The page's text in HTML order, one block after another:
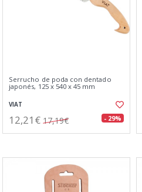
Serrucho de poda con dentado
japonés, 125 x 540 x 45 mm
VIAT
12,21€ 17,19€ - 29%